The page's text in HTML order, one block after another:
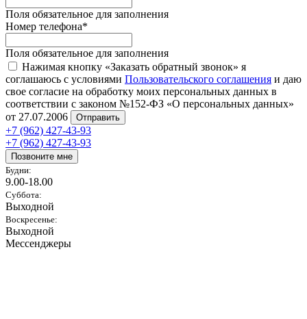
Поля обязательное для заполнения
Номер телефона*
Поля обязательное для заполнения
Нажимая кнопку «Заказать обратный звонок» я
соглашаюсь с условиями Пользовательского соглашения и даю
свое согласие на обработку моих персональных данных в
соответствии с законом №152-ФЗ «О персональных данных»
от 27.07.2006
Отправить
+7 (962) 427-43-93
+7 (962) 427-43-93
Позвоните мне
Будни:
9.00-18.00
Суббота:
Выходной
Воскресенье:
Выходной
Мессенджеры